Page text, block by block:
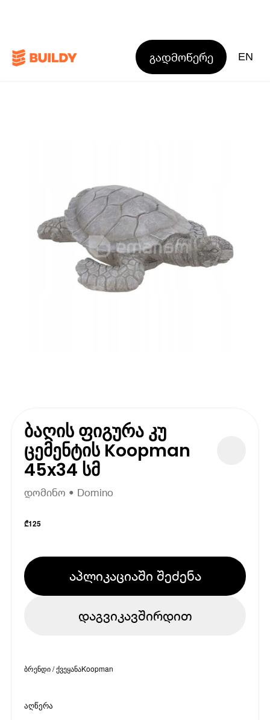
გადმოწერე EN
ბაღის ფიგურა კუ
ცემენტის Koopman
45x34 სმ
დომინო • Domino
₾125
აპლიკაციაში შეძენა
დაგვიკავშირდით
ბრენდი / ქვეყანაKoopman
აღწერა